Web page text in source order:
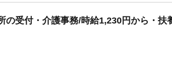
の受付・介護事務/時給1,230円から・扶